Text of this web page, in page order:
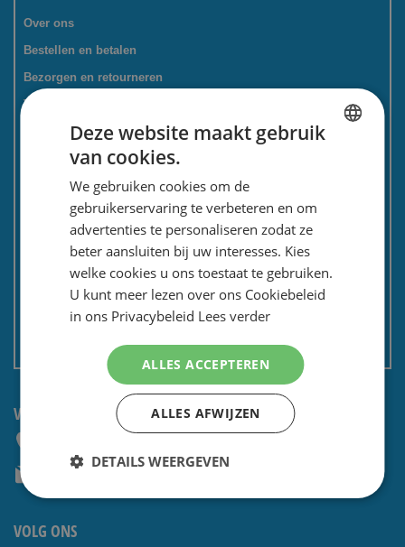
Over ons
Bestellen en betalen
Bezorgen en retourneren
Tevredenheidsgarantie
Kadoservice
Bedrijven / zakelijk
Meest gestelde vragen
Contactformulier
Nieuwsbrief
Privacy en security
Algemene voorwaarden
Non EU: Belasting / douane
VRAGEN? NEEM CONTACT OP:
service@shavesavings.com
VOLG ONS
Deze website maakt gebruik
van cookies.
We gebruiken cookies om de
gebruikerservaring te verbeteren en om
advertenties te personaliseren zodat ze
beter aansluiten bij uw interesses. Kies
welke cookies u ons toestaat te gebruiken.
U kunt meer lezen over ons Cookiebeleid
in ons Privacybeleid Lees verder
ALLES ACCEPTEREN
ALLES AFWIJZEN
DETAILS WEERGEVEN